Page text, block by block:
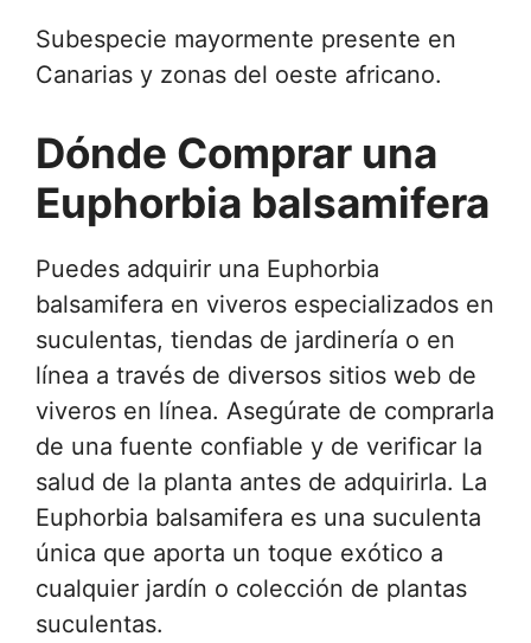
Subespecie mayormente presente en
Canarias y zonas del oeste africano.
Dónde Comprar una
Euphorbia balsamifera
Puedes adquirir una Euphorbia
balsamifera en viveros especializados en
suculentas, tiendas de jardinería o en
línea a través de diversos sitios web de
viveros en línea. Asegúrate de comprarla
de una fuente confiable y de verificar la
salud de la planta antes de adquirirla. La
Euphorbia balsamifera es una suculenta
única que aporta un toque exótico a
cualquier jardín o colección de plantas
suculentas.